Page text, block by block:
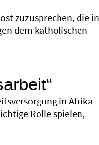
zuzusprechen, die in
dem katholischen
in Afrika
Rolle spielen,